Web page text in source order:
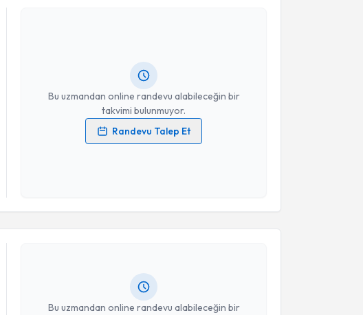
Bu uzmandan online randevu alabileceğin bir
takvimi bulunmuyor.
Randevu Talep Et
Kişisel verilerimin işlenmesine ilişkinAydınlatma Metni
Takvim Talebini Gönder
Bu uzmandan online randevu alabileceğin bir